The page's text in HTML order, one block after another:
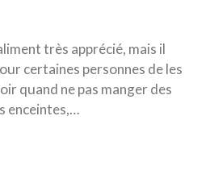
très apprécié, mais il
certaines personnes de les
quand ne pas manger des
enceintes,…